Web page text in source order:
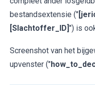
bestandsextensie ("
[Slachtoffer_ID]") is
Screenshot van het
upvenster ("